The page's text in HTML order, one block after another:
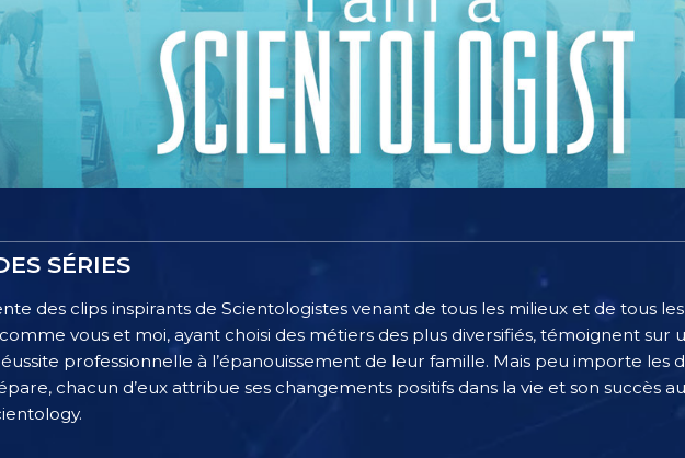
SÉRIES
des clips inspirants de Scientologistes venant de tous les milieux et de tous
vous et moi, ayant choisi des métiers des plus diversifiés, témoignent sur
professionnelle à l’épanouissement de leur famille. Mais peu importe les
chacun d’eux attribue ses changements positifs dans la vie et son succès